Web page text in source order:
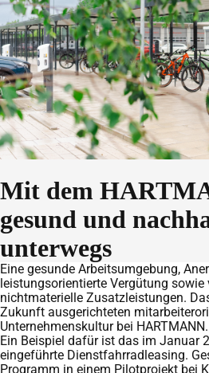
Mit dem
gesund und
unterwegs
Eine gesunde Arbeitsumgebung,
leistungsorientierte Vergütung
nichtmaterielle Zusatzleistungen.
Zukunft ausgerichteten
Unternehmenskultur bei HARTMANN.
Ein Beispiel dafür ist das im Januar
eingeführte Dienstfahrradleasing.
Programm in einem Pilotprojekt bei